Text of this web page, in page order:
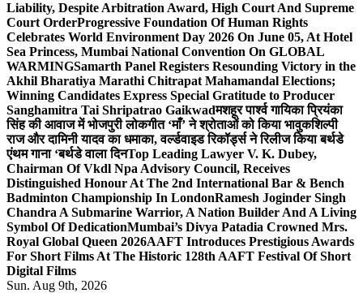
Liability, Despite Arbitration Award, High Court And Supreme
Court OrderProgressive Foundation Of Human Rights
Celebrates World Environment Day 2026 On June 05, At Hotel
Sea Princess, Mumbai National Convention On GLOBAL
WARMINGSamarth Panel Registers Resounding Victory in the
Akhil Bharatiya Marathi Chitrapat Mahamandal Elections;
Winning Candidates Express Special Gratitude to Producer
Sanghamitra Tai Shripatrao Gaikwadमशहूर पार्श्व गायिका प्रियंका
सिंह की आवाज में भोजपुरी लोकगीत ‘माँ’ ने श्रोताओं को किया भावुकशिल्पी
राज और दामिनी यादव का धमाका, वर्ल्डवाइड रिकॉर्ड्स ने रिलीज किया बर्थडे
एंथम गाना ‘बर्थडे वाला दिनTop Leading Lawyer V. K. Dubey,
Chairman Of Vkdl Npa Advisory Council, Receives
Distinguished Honour At The 2nd International Bar & Bench
Badminton Championship In LondonRamesh Joginder Singh
Chandra A Submarine Warrior, A Nation Builder And A Living
Symbol Of DedicationMumbai’s Divya Patadia Crowned Mrs.
Royal Global Queen 2026AAFT Introduces Prestigious Awards
For Short Films At The Historic 128th AAFT Festival Of Short
Digital Films
Sun. Aug 9th, 2026